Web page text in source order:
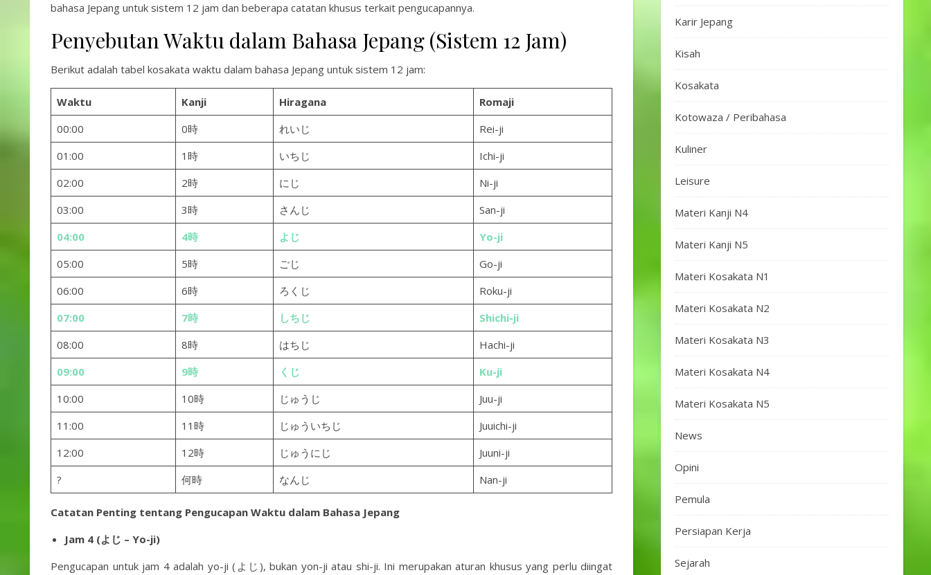
bahasa Jepang untuk sistem 12 jam dan beberapa catatan khusus terkait pengucapannya.
Penyebutan Waktu dalam Bahasa Jepang (Sistem 12 Jam)
Berikut adalah tabel kosakata waktu dalam bahasa Jepang untuk sistem 12 jam:
Waktu Kanji Hiragana
Romaji
00:00
0時 れいじ
Rei-ji
01:00
1時 いちじ
Ichi-ji
02:00
2時 にじ
Ni-ji
03:00
3時 さんじ
San-ji
04:00
4時 よじ
Yo-ji
05:00
5時 ごじ
Go-ji
06:00
6時 ろくじ
Roku-ji
07:00
7時 しちじ
Shichi-ji
08:00
8時 はちじ
Hachi-ji
09:00
9時 くじ
Ku-ji
10:00
10時 じゅうじ
Juu-ji
11:00
11時 じゅういちじ
Juuichi-ji
12:00
12時 じゅうにじ
Juuni-ji
?
何時 なんじ Nan-ji
Catatan Penting tentang Pengucapan Waktu dalam Bahasa Jepang
Jam 4 (よじ – Yo-ji)
Pengucapan untuk jam 4 adalah yo-ji (よじ), bukan yon-ji atau shi-ji. Ini merupakan aturan khusus yang perlu diingat
Karir Jepang
Kisah
Kosakata
Kotowaza / Peribahasa
Kuliner
Leisure
Materi Kanji N4
Materi Kanji N5
Materi Kosakata N1
Materi Kosakata N2
Materi Kosakata N3
Materi Kosakata N4
Materi Kosakata N5
News
Opini
Pemula
Persiapan Kerja
Sejarah